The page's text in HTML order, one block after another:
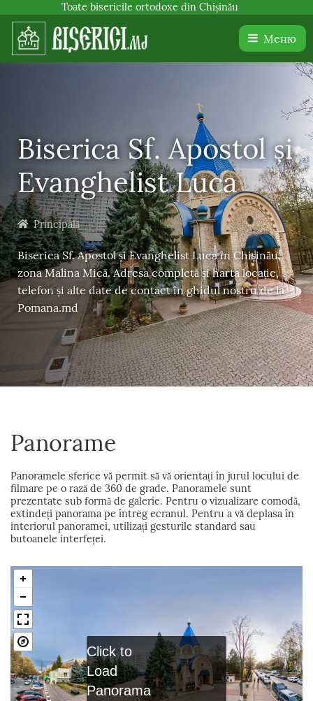
Toate bisericile ortodoxe din Chișinău
Меню
Biserica Sf. Apostol și
Evanghelist Luca
Principală
Biserica Sf. Apostol și Evanghelist Luca în Chișinău,
zona Malina Mică. Adresa completă și harta locație,
telefon și alte date de contact în ghidul nostru de la
Pomana.md
Panorame
Panoramele sferice vă permit să vă orientați în jurul locului de
filmare pe o rază de 360 de grade. Panoramele sunt
prezentate sub formă de galerie. Pentru o vizualizare comodă,
extindeți panorama pe întreg ecranul. Pentru a vă deplasa în
interiorul panoramei, utilizați gesturile standard sau
butoanele interfeței.
Click to
Load
Panorama